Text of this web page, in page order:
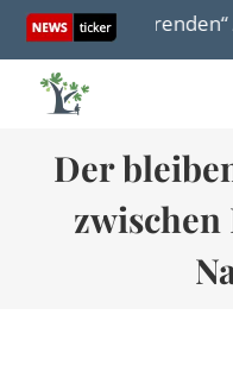
Skip
content
„alarmierenden“
Videos
Bücher
Der